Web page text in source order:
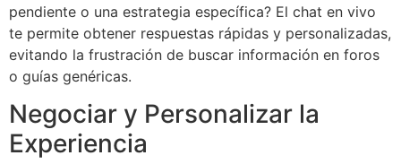
pendiente o una estrategia específica? El chat en vivo
te permite obtener respuestas rápidas y personalizadas,
evitando la frustración de buscar información en foros
o guías genéricas.
Negociar y Personalizar la
Experiencia